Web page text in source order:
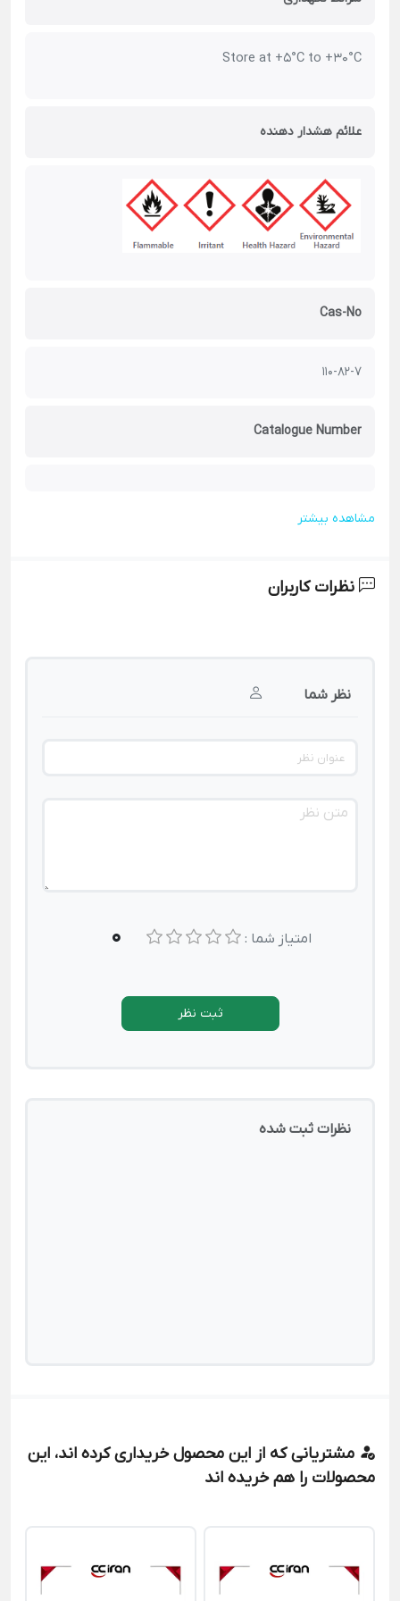
Store at +5°C to +30°C
علائم هشدار دهنده
Cas-No
110-82-7
Catalogue Number
مشاهده بیشتر
نظرات کاربران
نظر شما
امتیاز شما : 0
ثبت نظر
نظرات ثبت شده
مشتریانی که از این محصول خریداری کرده اند، این
محصولات را هم خریده اند